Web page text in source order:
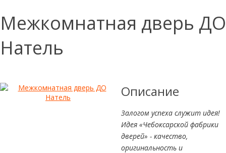
Межкомнатная дверь ДО
Натель
Описание
Залогом успеха служит идея!
Идея «Чебоксарской фабрики
дверей» - качество,
оригинальность и